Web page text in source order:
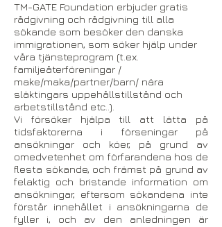
TM-GATE Foundation erbjuder gratis
rådgivning och rådgivning till alla
sökande som besöker den danska
immigrationen, som söker hjälp under
våra tjänsteprogram (t.ex.
familjeåterföreningar /
make/maka/partner/barn/ nära
släktingars uppehållstillstånd och
arbetstillstånd etc..).
Vi försöker hjälpa till att lätta på
tidsfaktorerna i förseningar på
ansökningar och köer, på grund av
omedvetenhet om förfarandena hos de
flesta sökande, och främst på grund av
felaktig och bristande information om
ansökningar, eftersom sökandena inte
förstår innehållet i ansökningarna de
fyller i, och av den anledningen är